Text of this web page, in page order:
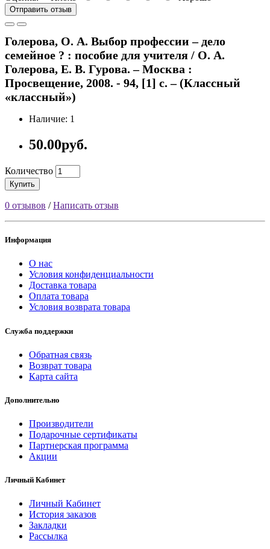
Отправить отзыв
Голерова, О. А. Выбор профессии – дело
семейное ? : пособие для учителя / О. А.
Голерова, Е. В. Гурова. – Москва :
Просвещение, 2008. - 94, [1] с. – (Классный
«классный»)
Наличие: 1
50.00руб.
Количество
Купить
0 отзывов /Написать отзыв
Информация
О нас
Условия конфиденциальности
Доставка товара
Оплата товара
Условия возврата товара
Служба поддержки
Обратная связь
Возврат товара
Карта сайта
Дополнительно
Производители
Подарочные сертификаты
Партнерская программа
Акции
Личный Кабинет
Личный Кабинет
История заказов
Закладки
Рассылка